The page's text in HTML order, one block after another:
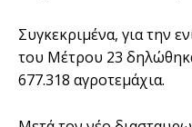
Συγκεκριμένα, για την
του Μέτρου 23
677.318 αγροτεμάχια.